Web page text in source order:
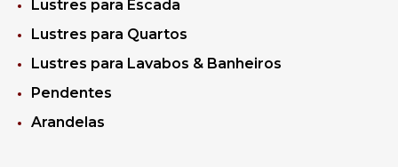
Lustres para Escada
Lustres para Quartos
Lustres para Lavabos & Banheiros
Pendentes
Arandelas